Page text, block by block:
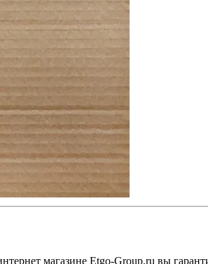
магазине Etgo-Group.ru вы